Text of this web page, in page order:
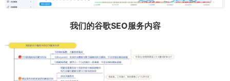
我们的谷歌SEO服务内容